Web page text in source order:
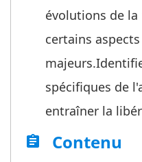
évolutions de
certains
spécifiques de
entraîner la
assignment
Contenu